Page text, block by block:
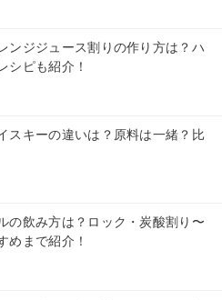
ンジジュース割りの作り方は？ハ
シピも紹介！
スキーの違いは？原料は一緒？比
の飲み方は？ロック・炭酸割り〜
めまで紹介！